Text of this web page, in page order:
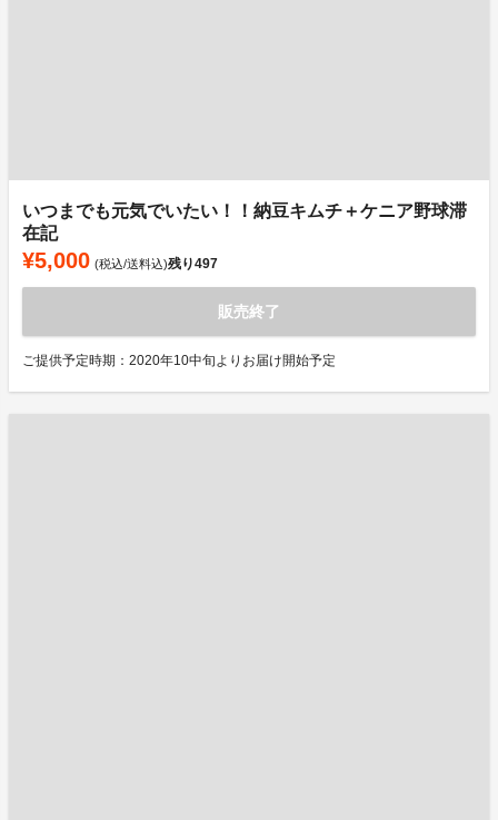
いつまでも元気でいたい！！納豆キムチ＋ケニア野球滞
在記
¥5,000 (税込/送料込)残り497
販売終了
ご提供予定時期：2020年10中旬よりお届け開始予定